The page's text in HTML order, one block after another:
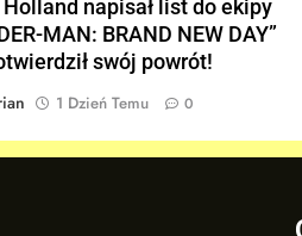
napisał list do ekipy
MAN: BRAND NEW DAY”
swój powrót!
1 Dzień Temu 0